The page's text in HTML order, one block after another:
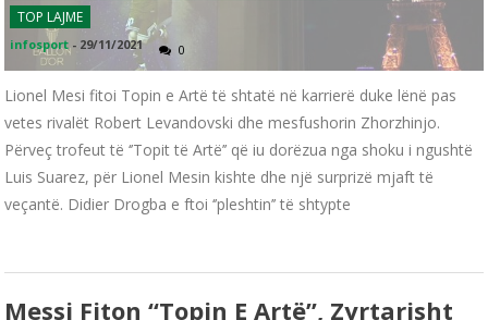
TOP LAJME
infosport - 29/11/2021 0
Lionel Mesi fitoi Topin e Artë të shtatë në karrierë duke lënë pas
vetes rivalët Robert Levandovski dhe mesfushorin Zhorzhinjo.
Përveç trofeut të ‘’Topit të Artë’’ që iu dorëzua nga shoku i ngushtë
Luis Suarez, për Lionel Mesin kishte dhe një surprizë mjaft të
veçantë. Didier Drogba e ftoi ‘’pleshtin’’ të shtypte
Messi Fiton “Topin E Artë”, Zyrtarisht